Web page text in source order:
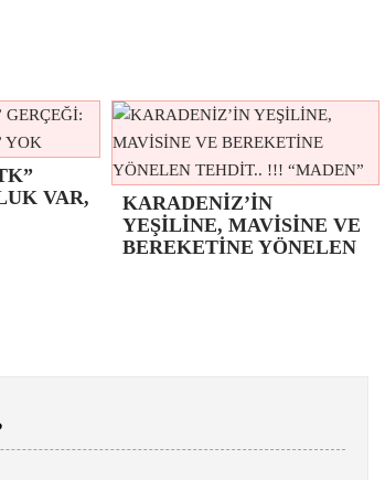
VAR,
KARADENİZ’İN
YEŞİLİNE, MAVİSİNE VE
BEREKETİNE YÖNELEN